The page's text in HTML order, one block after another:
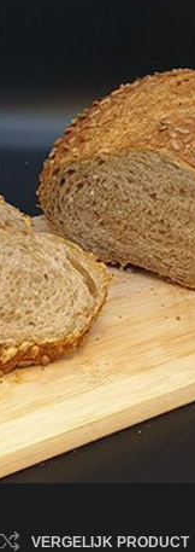
VERGELIJK PRODUCT